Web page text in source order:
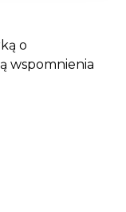
o
wspomnienia